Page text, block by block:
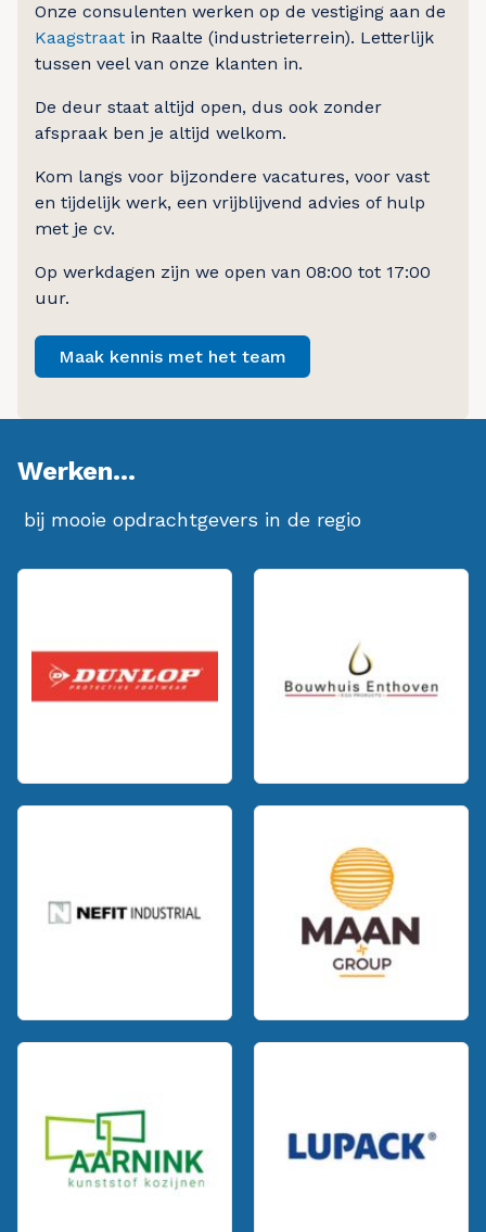
Onze consulenten werken op de vestiging aan de
Kaagstraat in Raalte (industrieterrein). Letterlijk
tussen veel van onze klanten in.
De deur staat altijd open, dus ook zonder
afspraak ben je altijd welkom.
Kom langs voor bijzondere vacatures, voor vast
en tijdelijk werk, een vrijblijvend advies of hulp
met je cv.
Op werkdagen zijn we open van 08:00 tot 17:00
uur.
Maak kennis met het team
Werken...
bij mooie opdrachtgevers in de regio